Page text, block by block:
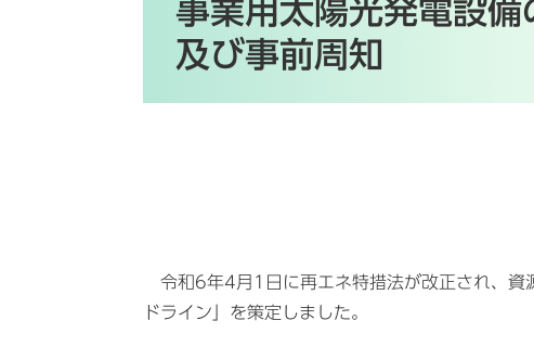
事業用太陽光発電設
及び事前周知
令和6年4月1日に再エネ特措法が改正され、資
ドライン」を策定しました。